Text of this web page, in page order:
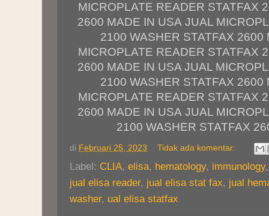
MICROPLATE READER STATFAX
2600 MADE IN USA JUAL
2100 WASHER STATFAX 2600
MICROPLATE READER STATFAX
2600 MADE IN USA JUAL
2100 WASHER STATFAX 2600
MICROPLATE READER STATFAX
2600 MADE IN USA JUAL
2100 WASHER STATFAX
di Februari 25, 2023 Tidak ada komentar:
Label: CLIA, elisa, hematology, immunology
jual elisa reader, jual elisa stat fax, jual
washer, ual elisa statfax